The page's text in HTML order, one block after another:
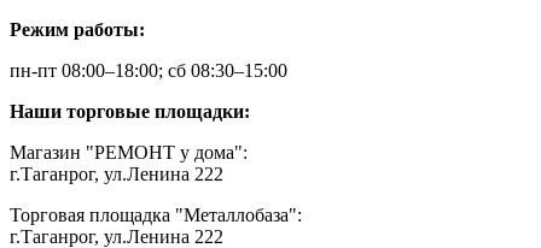
Режим работы:
пн-пт 08:00–18:00; сб 08:30–15:00
Наши торговые площадки:
Магазин "РЕМОНТ у дома":
г.Таганрог, ул.Ленина 222
Торговая площадка "Металлобаза":
г.Таганрог, ул.Ленина 222